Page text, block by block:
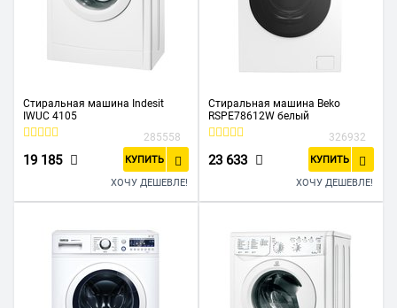
Стиральная машина Indesit
IWUC 4105
285558
19 185 КУПИТЬ
ХОЧУ ДЕШЕВЛЕ!
Стиральная машина Beko
RSPE78612W белый
326932
23 633 КУПИТЬ
ХОЧУ ДЕШЕВЛЕ!